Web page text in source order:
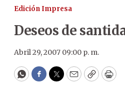
Edición Impresa
Deseos de
Abril 29, 2007 09:00 p. m.
WhatsApp
Facebook
Twitter
EmailCopy